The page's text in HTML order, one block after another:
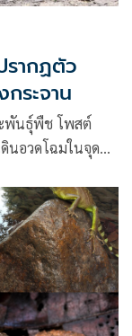
รากฏตัว
ระจาน
พันธุ์พืช โพสต์
นอวดโฉมในจุดชม